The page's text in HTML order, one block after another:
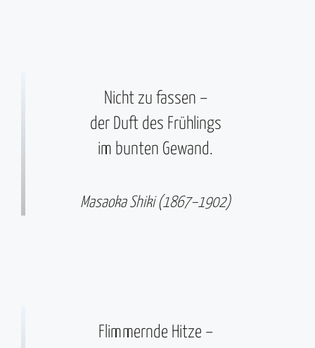
Nicht zu fassen –
der Duft des Frühlings
im bunten Gewand.
Masaoka Shiki (1867–1902)
Flimmernde Hitze –